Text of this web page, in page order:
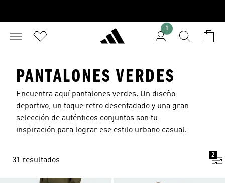
1
PANTALONES VERDES
Encuentra aquí pantalones verdes. Un diseño
deportivo, un toque retro desenfadado y una gran
selección de auténticos conjuntos son tu
inspiración para lograr ese estilo urbano casual.
31 resultados
2